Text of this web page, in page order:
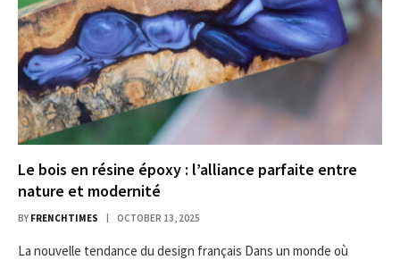
Le bois en résine époxy : l’alliance parfaite entre
nature et modernité
BY FRENCHTIMES OCTOBER 13, 2025
La nouvelle tendance du design français Dans un monde où